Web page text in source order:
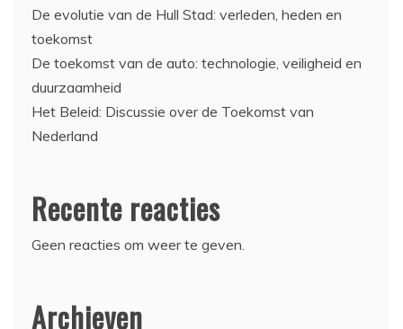
De evolutie van de Hull Stad: verleden, heden en
toekomst
De toekomst van de auto: technologie, veiligheid en
duurzaamheid
Het Beleid: Discussie over de Toekomst van
Nederland
Recente reacties
Geen reacties om weer te geven.
Archieven